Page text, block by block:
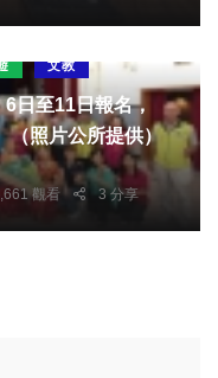
文教
日至11日報名，
（照片公所提供）
觀看 3 分享